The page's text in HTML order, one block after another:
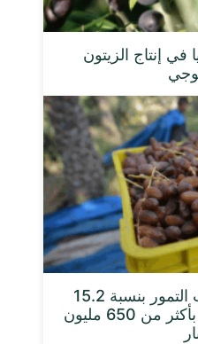
في إنتاج الزيتون
إرتفاع قيمة صادرات التمور بنسبة 15.2
بالمائة، و التي قدرت بأكثر من 650 مليون